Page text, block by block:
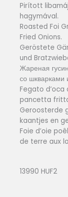
Pirított
hagymával.
Roasted Foi
Fried Onions.
Geröstete
und
Жареная
со шкварками
Fegato
pancetta
Geroosterde
kaantjes en
Foie d’oie
de terre aux
13990 HUF2